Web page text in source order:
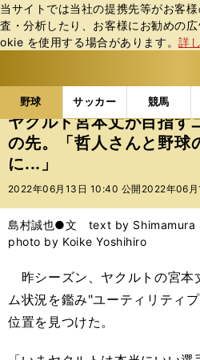
当サイトでは当社の提携先等がお客
査・分析したり、お客様にお勧めの
okie を使⽤する場合があります。詳
野球 サッカー 競馬
b
ス
ポ
ル
テ
ー
バ
野球の記事一覧 プロ野球
ヤクルト宮本丈が目指す
の先。「哲人さんと野球
に...」
2022年06月13日 10:40 公開 2022年06
島村誠也●文 text by Shimamura
photo by Koike Yoshihiro
昨シーズン、ヤクルトの宮本
ム状況を鑑み"ユーティリティ
位置を見つけた。